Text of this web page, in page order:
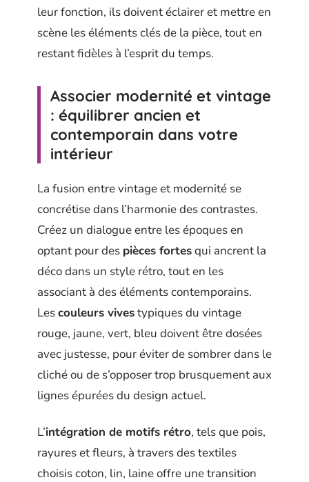
leur fonction, ils doivent éclairer et mettre en
scène les éléments clés de la pièce, tout en
restant fidèles à l’esprit du temps.
Associer modernité et vintage
: équilibrer ancien et
contemporain dans votre
intérieur
La fusion entre vintage et modernité se
concrétise dans l’harmonie des contrastes.
Créez un dialogue entre les époques en
optant pour des pièces fortesqui ancrent la
déco dans un style rétro, tout en les
associant à des éléments contemporains.
Lescouleurs vivestypiques du vintage
rouge, jaune, vert, bleu doivent être dosées
avec justesse, pour éviter de sombrer dans le
cliché ou de s’opposer trop brusquement aux
lignes épurées du design actuel.
L’intégration de motifs rétro, tels que pois,
rayures et fleurs, à travers des textiles
choisis coton, lin, laine offre une transition